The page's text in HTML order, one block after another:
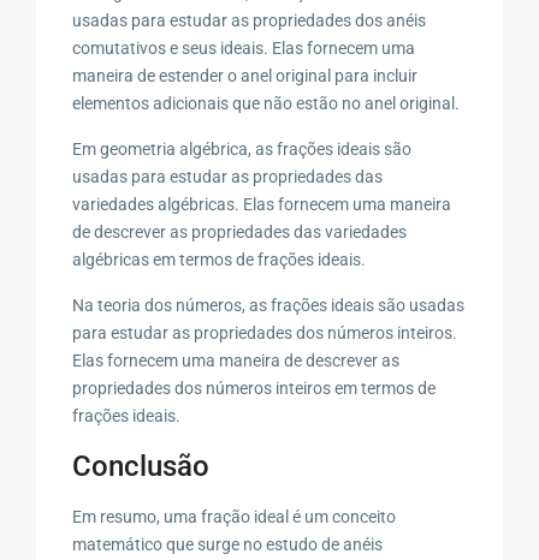
usadas para estudar as propriedades dos anéis
comutativos e seus ideais. Elas fornecem uma
maneira de estender o anel original para incluir
elementos adicionais que não estão no anel original.
Em geometria algébrica, as frações ideais são
usadas para estudar as propriedades das
variedades algébricas. Elas fornecem uma maneira
de descrever as propriedades das variedades
algébricas em termos de frações ideais.
Na teoria dos números, as frações ideais são usadas
para estudar as propriedades dos números inteiros.
Elas fornecem uma maneira de descrever as
propriedades dos números inteiros em termos de
frações ideais.
Conclusão
Em resumo, uma fração ideal é um conceito
matemático que surge no estudo de anéis